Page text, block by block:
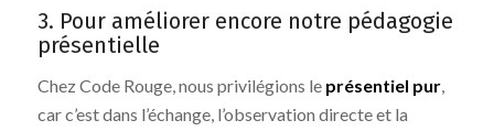
3. Pour améliorer encore notre pédagogie
présentielle
Chez Code Rouge, nous privilégions le présentiel pur,
car c’est dans l’échange, l’observation directe et la